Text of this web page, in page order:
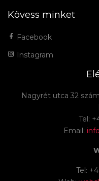
Kövess minket
Facebook
Instagram
Nagyrét utca 32
Tel:
Email:
Tel: